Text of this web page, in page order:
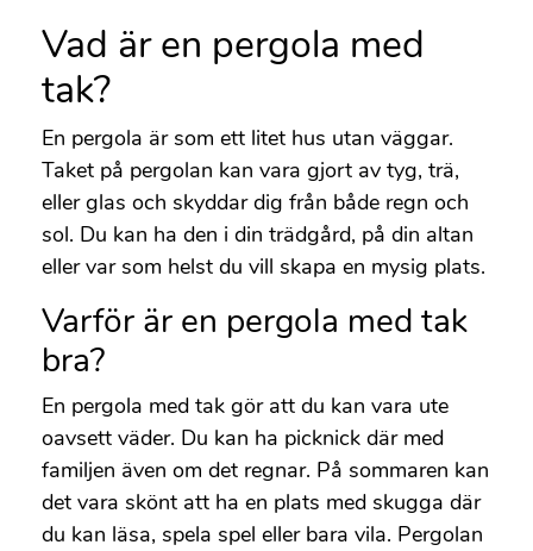
Vad är en pergola med
tak?
En pergola är som ett litet hus utan väggar.
Taket på pergolan kan vara gjort av tyg, trä,
eller glas och skyddar dig från både regn och
sol. Du kan ha den i din trädgård, på din altan
eller var som helst du vill skapa en mysig plats.
Varför är en pergola med tak
bra?
En pergola med tak gör att du kan vara ute
oavsett väder. Du kan ha picknick där med
familjen även om det regnar. På sommaren kan
det vara skönt att ha en plats med skugga där
du kan läsa, spela spel eller bara vila. Pergolan